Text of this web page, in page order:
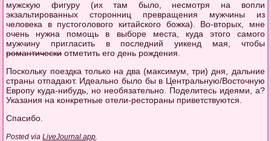
мужскую фигуру (их там было, несмотря на вопли
экзальтированных сторонниц превращения мужчины из
человека в пустоголового китайского божка). Во-вторых, мне
очень нужна помощь в выборе места, куда этого самого
мужчину пригласить в последний уикенд мая, чтобы
романтическиотметить его день рождения.
Поскольку поездка только на два (максимум, три) дня, дальние
страны отпадают. Идеально было бы в Центральную/Восточную
Европу куда-нибудь, но необязательно. Поделитесь идеями, а?
Указания на конкретные отели-рестораны приветствуются.
Спасибо.
Posted viaLiveJournal.app